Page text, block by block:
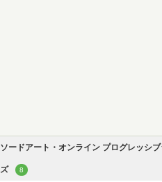
ソードアート・オンライン プログレッシ
ズ 8